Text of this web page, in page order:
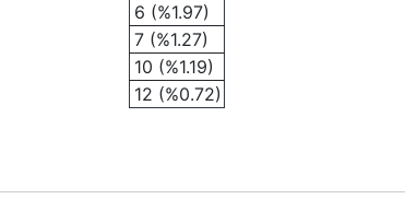
6 (%1.97)
7 (%1.27)
10 (%1.19)
12 (%0.72)